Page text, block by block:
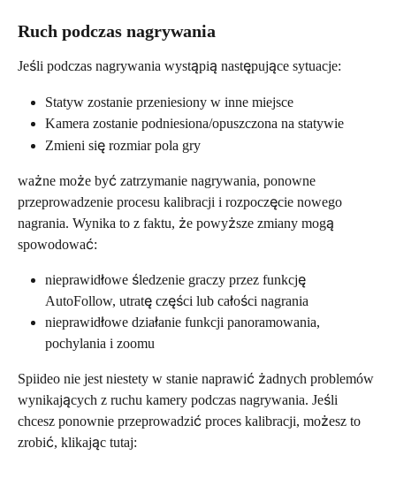
Ruch podczas nagrywania
Jeśli podczas nagrywania wystąpią następujące sytuacje:
Statyw zostanie przeniesiony w inne miejsce
Kamera zostanie podniesiona/opuszczona na statywie
Zmieni się rozmiar pola gry
ważne może być zatrzymanie nagrywania, ponowne
przeprowadzenie procesu kalibracji i rozpoczęcie nowego
nagrania. Wynika to z faktu, że powyższe zmiany mogą
spowodować:
nieprawidłowe śledzenie graczy przez funkcję
AutoFollow, utratę części lub całości nagrania
nieprawidłowe działanie funkcji panoramowania,
pochylania i zoomu
Spiideo nie jest niestety w stanie naprawić żadnych problemów
wynikających z ruchu kamery podczas nagrywania. Jeśli
chcesz ponownie przeprowadzić proces kalibracji, możesz to
zrobić, klikając tutaj: